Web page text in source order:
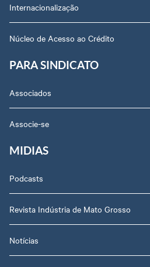
Internacionalização
Núcleo de Acesso ao Crédito
PARA SINDICATO
Associados
Associe-se
MIDIAS
Podcasts
Revista Indústria de Mato Grosso
Notícias